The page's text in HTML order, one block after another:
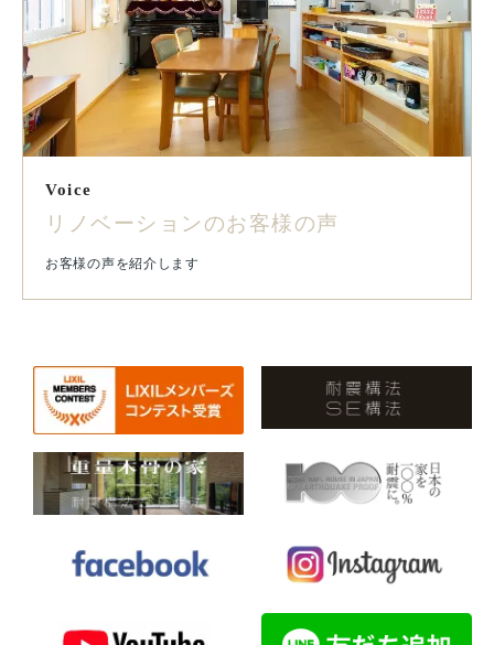
Voice
リノベーションのお客様の声
お客様の声を紹介します